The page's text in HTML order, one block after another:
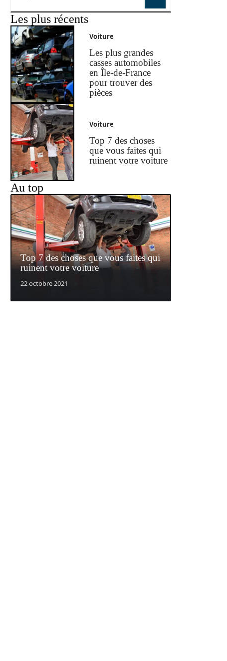
Les plus récents
Voiture
Les plus grandes
casses automobiles
en Île-de-France
pour trouver des
pièces
Voiture
Top 7 des choses
que vous faites qui
ruinent votre voiture
Au top
Top 7 des choses que vous faites qui
ruinent votre voiture
22 octobre 2021